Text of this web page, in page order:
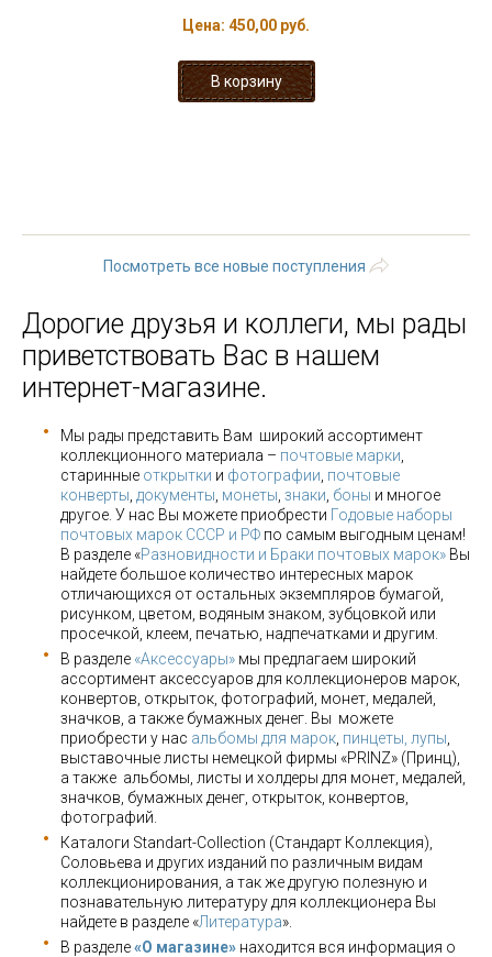
Цена: 450,00 руб.
Посмотреть все новые поступления
Дорогие друзья и коллеги, мы рады
приветствовать Вас в нашем
интернет-магазине.
Мы рады представить Вам широкий ассортимент
коллекционного материала – почтовые марки
старинные открытки и фотографии почтовые
конверты документы монеты знаки боны и многое
другое. У нас Вы можете приобрести Годовые наборы
почтовых марок СССР и РФ по самым выгодным ценам!
В разделе «Разновидности и Браки почтовых марок» Вы
найдете большое количество интересных марок
отличающихся от остальных экземпляров бумагой,
рисунком, цветом, водяным знаком, зубцовкой или
просечкой, клеем, печатью, надпечатками и другим.
В разделе «Аксессуары» мы предлагаем широкий
ассортимент аксессуаров для коллекционеров марок,
конвертов, открыток, фотографий, монет, медалей,
значков, а также бумажных денег. Вы можете
приобрести у нас альбомы для марок пинцеты, лупы
выставочные листы немецкой фирмы «PRINZ» (Принц),
а также альбомы, листы и холдеры для монет, медалей,
значков, бумажных денег, открыток, конвертов,
фотографий.
Каталоги Standart-Collection (Стандарт Коллекция),
Соловьева и других изданий по различным видам
коллекционирования, а так же другую полезную и
познавательную литературу для коллекционера Вы
найдете в разделе «Литература».
В разделе«О магазине» находится вся информация о